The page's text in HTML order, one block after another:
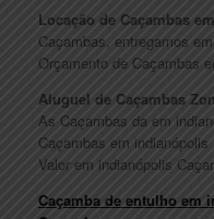
Locação de Caçambas
Caçambas, entregamos
Orçamento de Caçambas
Aluguel de Caçambas
As Caçambas da em
Caçambas em
Valor em indianópolis
Caçamba de entulho em